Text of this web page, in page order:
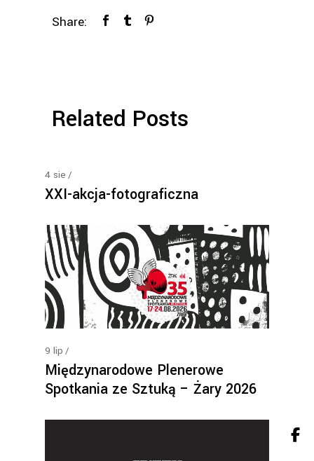
Share:
Related Posts
4 sie
XXI-akcja-fotograficzna
9 lip
Międzynarodowe Plenerowe
Spotkania ze Sztuką – Żary 2026